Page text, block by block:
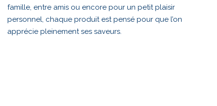
famille, entre amis ou encore pour un petit plaisir
personnel, chaque produit est pensé pour que l’on
apprécie pleinement ses saveurs.